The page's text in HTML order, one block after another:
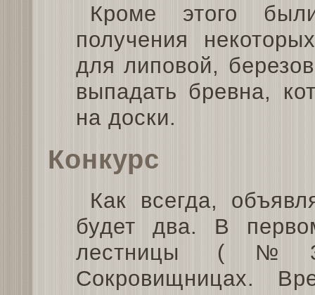
Кроме этого
получения
для липовой,
выпадать бревна,
на доски.
Конкурс
Как всегда,
будет два. В
лестницы
Сокровищницах.